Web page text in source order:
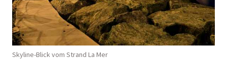
Skyline-Blick vom Strand La Mer